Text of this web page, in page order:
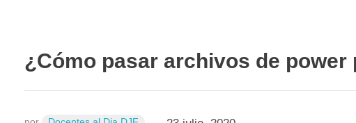
¿Cómo pasar archivos de power